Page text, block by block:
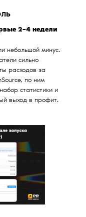
2–4 недели
небольшой минус.
сильно
расходов за
по ним
статистики и
выход в профит.